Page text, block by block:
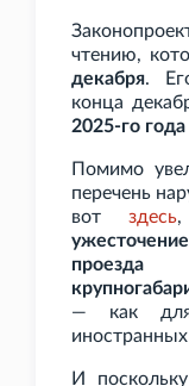
чтению,
декабря.
конца
2025-го
Помимо
перечень
вот здесь,
проезда
— как
И